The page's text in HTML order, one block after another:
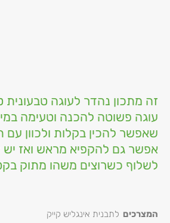
זה מתכון נהדר לעוגה טבעונית
עוגה פשוטה להכנה וטעימה
שאפשר להכין בקלות ולכוון עם
אפשר גם להקפיא מראש ואז יש
לשלוף כשרוצים משהו מתוק
המצרכים לתבנית אינגליש קייק